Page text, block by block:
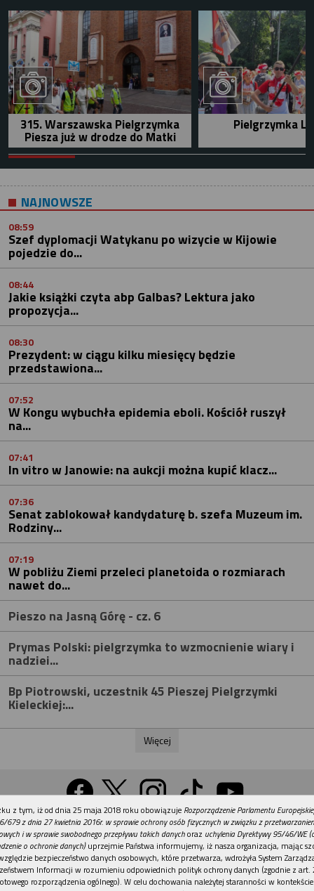
315. Warszawska Pielgrzymka
Piesza już w drodze do Matki
Pielgrzymka
NAJNOWSZE
08:59
Szef dyplomacji Watykanu po wizycie w Kijowie
pojedzie do...
08:44
Jakie książki czyta abp Galbas? Lektura jako
propozycja...
08:30
Prezydent: w ciągu kilku miesięcy będzie
przedstawiona...
07:52
W Kongu wybuchła epidemia eboli. Kościół ruszył
na...
07:41
In vitro w Janowie: na aukcji można kupić klacz...
07:36
Senat zablokował kandydaturę b. szefa Muzeum im.
Rodziny...
07:19
W pobliżu Ziemi przeleci planetoida o rozmiarach
nawet do...
Pieszo na Jasną Górę - cz. 6
Prymas Polski: pielgrzymka to wzmocnienie wiary i
nadziei...
Bp Piotrowski, uczestnik 45 Pieszej Pielgrzymki
Kieleckiej:...
Więcej
Wersja na komputer
Działy Tematy Kontakt Reklama
Patronaty
REKLAMA
z tym, iż od dnia 25 maja 2018 roku obowiązuje Rozporządzenie Parlamentu
679 z dnia 27 kwietnia 2016r. w sprawie ochrony osób fizycznych w związku z
i w sprawie swobodnego przepływu takich danychoraz uchylenia Dyrektywy 95/46/WE
o ochronie danych)uprzejmie Państwa informujemy, iż nasza organizacja, mając
bezpieczeństwo danych osobowych, które przetwarza, wdrożyła System
Informacji w rozumieniu odpowiednich polityk ochrony danych (zgodnie z art.
rozporządzenia ogólnego). W celu dochowania należytej staranności w